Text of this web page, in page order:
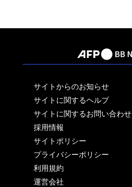
サイトからのお知らせ
サイトに関するヘルプ
サイトに関するお問い合わせ
採用情報
サイトポリシー
プライバシーポリシー
利用規約
運営会社